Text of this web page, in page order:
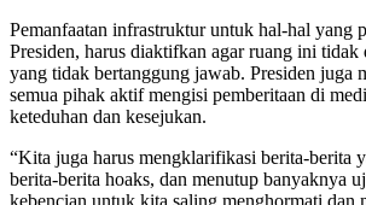
Pemanfaatan infrastruktur untuk hal-hal yang
Presiden, harus diaktifkan agar ruang ini
yang tidak bertanggung jawab. Presiden juga
semua pihak aktif mengisi pemberitaan di
keteduhan dan kesejukan.
“Kita juga harus mengklarifikasi berita-berita
berita-berita hoaks, dan menutup banyaknya
kebencian untuk kita saling menghormati dan